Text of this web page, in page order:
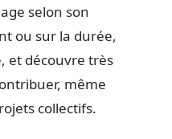
selon son
ou sur la durée,
et découvre très
même
collectifs.